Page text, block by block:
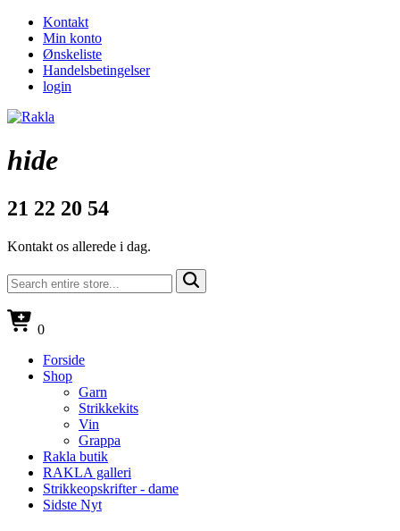
Kontakt
Min konto
Ønskeliste
Handelsbetingelser
login
hide
21 22 20 54
Kontakt os allerede i dag.
0
Forside
Shop
Garn
Strikkekits
Vin
Grappa
Rakla butik
RAKLA galleri
Strikkeopskrifter - dame
Sidste Nyt